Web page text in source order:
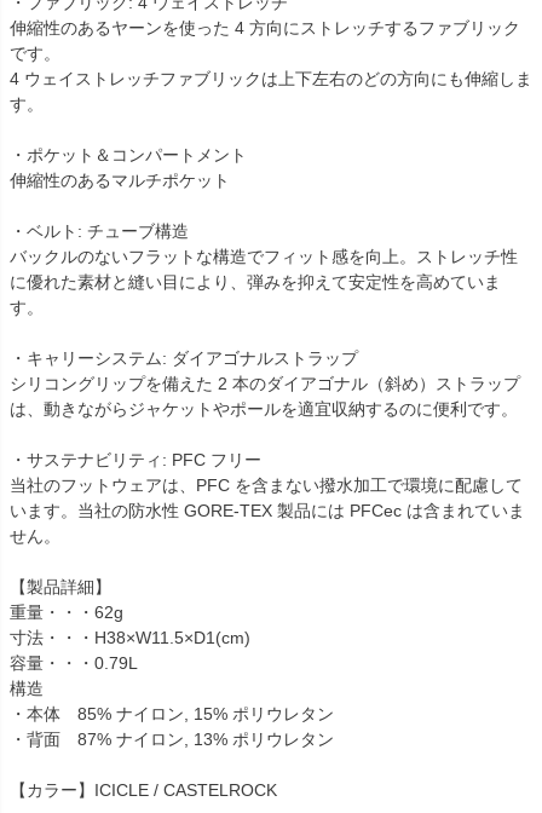
伸縮性のあるヤーンを使った 4 方向にストレッチするファブリック
です。
4 ウェイストレッチファブリックは上下左右のどの方向にも伸縮しま
す。
・ポケット＆コンパートメント
伸縮性のあるマルチポケット
・ベルト: チューブ構造
バックルのないフラットな構造でフィット感を向上。ストレッチ性
に優れた素材と縫い目により、弾みを抑えて安定性を高めていま
す。
・キャリーシステム: ダイアゴナルストラップ
シリコングリップを備えた 2 本のダイアゴナル（斜め）ストラップ
は、動きながらジャケットやポールを適宜収納するのに便利です。
・サステナビリティ: PFC フリー
当社のフットウェアは、PFC を含まない撥水加工で環境に配慮して
います。当社の防水性 GORE-TEX 製品には PFCec は含まれていま
せん。
【製品詳細】
重量・・・62g
寸法・・・H38×W11.5×D1(cm)
容量・・・0.79L
構造
・本体 85% ナイロン, 15% ポリウレタン
・背面 87% ナイロン, 13% ポリウレタン
【カラー】ICICLE / CASTELROCK